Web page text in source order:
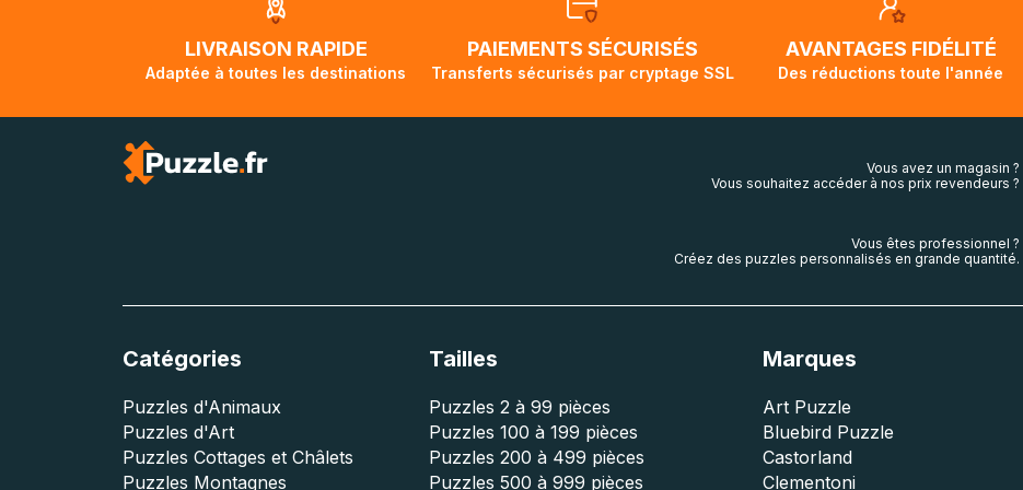
traversée, le suivi de votre commande ne soit pas modifié. Ce dernier reprendra
lorsque votre colis aura touché terre.
LIVRAISON RAPIDE
Adaptée à toutes les destinations
PAIEMENTS SÉCURISÉS
Transferts sécurisés par cryptage SSL
AVANTAGES FIDÉLITÉ
Des réductions toute l'année
Vous avez un magasin ?
Vous souhaitez accéder à nos prix revendeurs ?
Vous êtes professionnel ?
Créez des puzzles personnalisés en grande quantité.
Catégories
Puzzles d'Animaux
Puzzles d'Art
Puzzles Cottages et Châlets
Puzzles Montagnes
Tailles
Puzzles 2 à 99 pièces
Puzzles 100 à 199 pièces
Puzzles 200 à 499 pièces
Puzzles 500 à 999 pièces
Marques
Art Puzzle
Bluebird Puzzle
Castorland
Clementoni